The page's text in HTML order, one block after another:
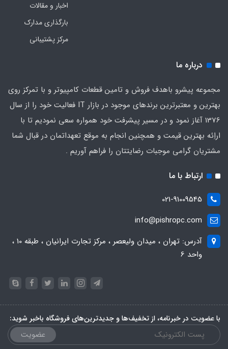
اخبار و مقالات
بارگذاری مدارک
مرکز پشتیبانی
درباره ما
مجموعه پیشرو باهدف فروش و تامین قطعات کامپیوتر و با تمرکز روی
بهترین و معتبرترین برندهای موجود در بازار IT فعالیت خود را از سال
1376 آغاز نمود و در مسیر پیشرفت خود همواره سعی نمودیم تا با
اراِئه بهترین قیمت و همچنین انجام به موقع تعهداتمان در قبال شما
مشتریان گرامی موجبات رضایتتان را فراهم آوریم .
ارتباط با ما
021-91009545
info@pishropc.com
آدرس: تهران ، میدان ولیعصر ، مرکز تجارت ایرانیان ، طبقه 10 ،
واحد 6
با عضویت در خبرنامه، از تخفیف‌ها و جدیدترین‌های فروشگاه باخبر شوید:
عضویت